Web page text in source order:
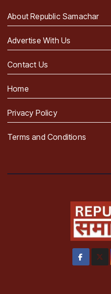
About Republic Samachar
Advertise With Us
Contact Us
Home
Privacy Policy
Terms and Conditions